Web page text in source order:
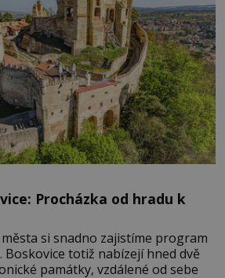
Procházka od hradu k
si snadno zajistíme program
Boskovice totiž nabízejí hned dvě
památky, vzdálené od sebe